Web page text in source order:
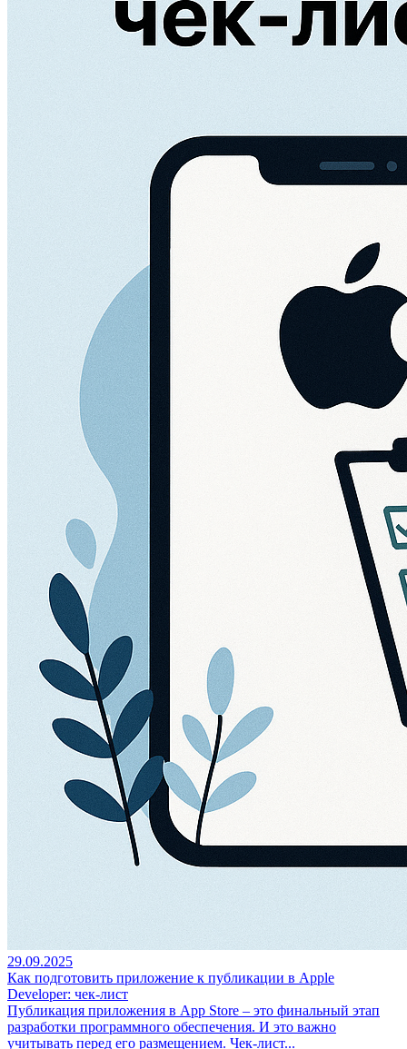
29.09.2025
Как подготовить приложение к публикации в Apple
Developer: чек-лист
Публикация приложения в App Store – это финальный этап
разработки программного обеспечения. И это важно
учитывать перед его размещением. Чек-лист...